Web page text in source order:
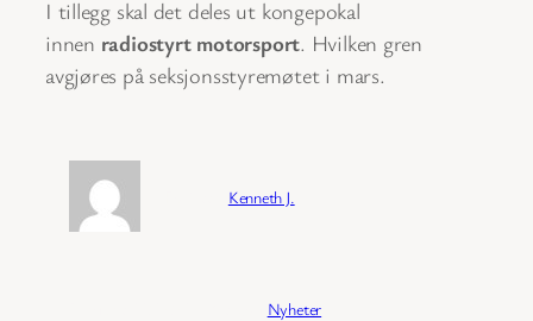
I tillegg skal det deles ut kongepokal
innen radiostyrt motorsport. Hvilken gren
avgjøres på seksjonsstyremøtet i mars.
Kenneth J.
Nyheter